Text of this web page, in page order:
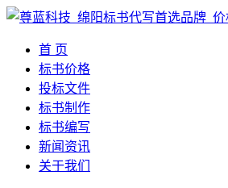
首 页
标书价格
投标文件
标书制作
标书编写
新闻资讯
关于我们